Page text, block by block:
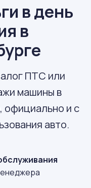
в день
в
ПТС или
машины в
и с
авто.